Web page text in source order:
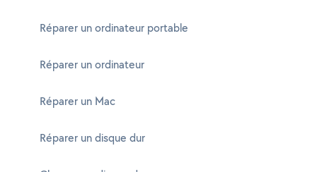
Réparer un ordinateur portable
Réparer un ordinateur
Réparer un Mac
Réparer un disque dur